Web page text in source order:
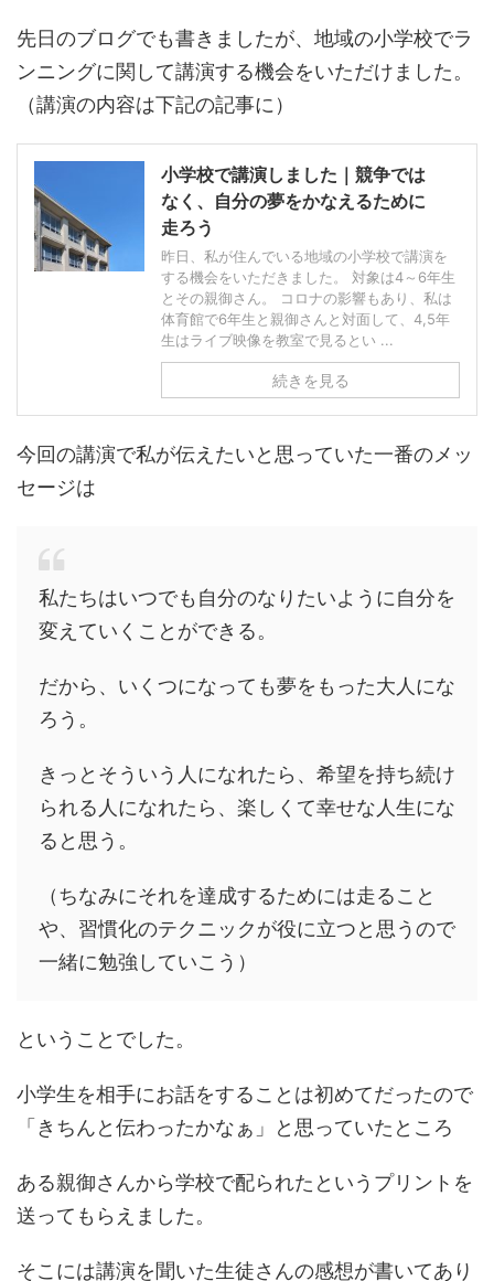
先日のブログでも書きましたが、地域の小学校でラ
ンニングに関して講演する機会をいただけました。
（講演の内容は下記の記事に）
小学校で講演しました｜競争では
なく、自分の夢をかなえるために
走ろう
昨日、私が住んでいる地域の小学校で講演を
する機会をいただきました。 対象は4～6年生
とその親御さん。 コロナの影響もあり、私は
体育館で6年生と親御さんと対面して、4,5年
生はライブ映像を教室で見るとい ...
続きを見る
今回の講演で私が伝えたいと思っていた一番のメッ
セージは
私たちはいつでも自分のなりたいように自分を
変えていくことができる。
だから、いくつになっても夢をもった大人にな
ろう。
きっとそういう人になれたら、希望を持ち続け
られる人になれたら、楽しくて幸せな人生にな
ると思う。
（ちなみにそれを達成するためには走ること
や、習慣化のテクニックが役に立つと思うので
一緒に勉強していこう）
ということでした。
小学生を相手にお話をすることは初めてだったので
「きちんと伝わったかなぁ」と思っていたところ
ある親御さんから学校で配られたというプリントを
送ってもらえました。
そこには講演を聞いた生徒さんの感想が書いてあり